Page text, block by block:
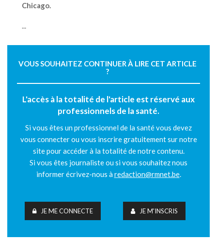
Chicago.
...
VOUS SOUHAITEZ CONTINUER À LIRE CET ARTICLE
?
L'accès à la totalité de l'article est réservé aux
professionnels de la santé.
Si vous êtes un professionnel de la santé vous devez
vous connecter ou vous inscrire gratuitement sur notre
site pour accéder à la totalité de notre contenu.
Si vous êtes journaliste ou si vous souhaitez nous
informer écrivez-nous àredaction@rmnet.be.
JE ME CONNECTE JE M'INSCRIS